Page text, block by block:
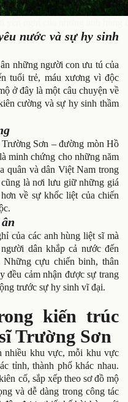
nước và sự hy sinh
những người con ưu tú của
tuổi trẻ, máu xương vì độc
ở đây là một câu chuyện về
cường và sự hy sinh thầm
Sơn – đường mòn Hồ
minh chứng cho những năm
quân và dân Việt Nam trong
là nơi lưu giữ những giá
về sự khốc liệt của chiến
của các anh hùng liệt sĩ mà
dân khắp cả nước đến
cựu chiến binh, thân
đều cảm nhận được sự trang
trước sự hy sinh vĩ đại.
kiến trúc
Trường Sơn
nhiều khu vực, mỗi khu vực
tỉnh, thành phố khác nhau.
cố, sắp xếp theo sơ đồ mộ
và dễ dàng trong công tác